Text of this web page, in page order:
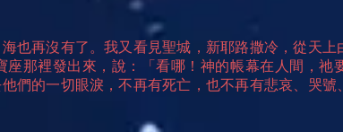
也再沒有了。我又看見聖城，新耶路撒冷，從天上
那裡發出來，說：「看哪！神的帳幕在人間，祂
們的一切眼淚，不再有死亡，也不再有悲哀、哭